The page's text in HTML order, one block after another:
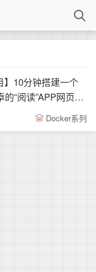
】10分钟搭建一个
“阅读”APP网页版
Docker系列